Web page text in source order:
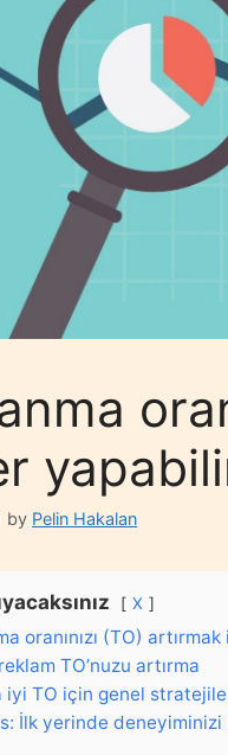
by Pelin Hakalan
X
oranınızı (TO)
TO’nuzu artırma
iyi TO için genel
İlk yerinde